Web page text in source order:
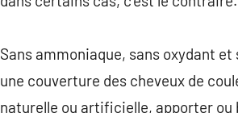
Sans ammoniaque, sans oxydant
une couverture des cheveux de
naturelle ou artificielle, apporter ou